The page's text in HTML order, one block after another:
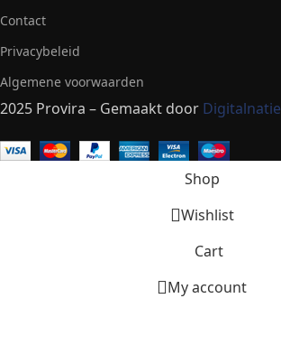
Contact
Privacybeleid
Algemene voorwaarden
2025 Provira – Gemaakt door Digitalnatie
Shop
Wishlist
Cart
My account